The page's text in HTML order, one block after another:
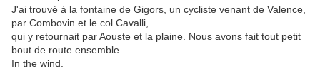
J'ai trouvé à la fontaine de Gigors, un cycliste venant de Valence,
par Combovin et le col Cavalli,
qui y retournait par Aouste et la plaine. Nous avons fait tout petit
bout de route ensemble.
In the wind.